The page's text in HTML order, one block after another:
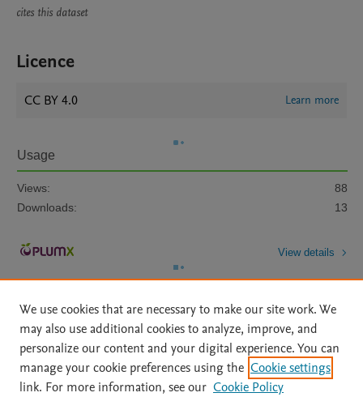
cites this dataset
Licence
CC BY 4.0 Learn more
Usage
Views:
88
Downloads:
13
View details
Home | About | Accessibility Statement | Archive Policy
|
File Formats
| API Docs | OAI | Mission | Status Updates
We use cookies that are necessary to make our site work. We
may also use additional cookies to analyze, improve, and
personalize our content and your digital experience. You can
manage your cookie preferences using the Cookie settings
link. For more information, see our Cookie Policy